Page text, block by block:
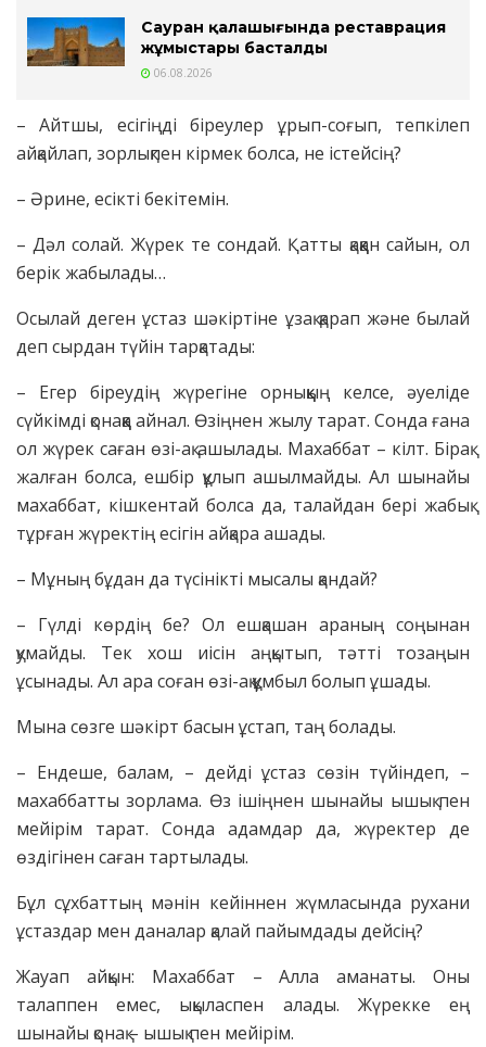
Сауран қалашығында реставрация
жұмыстары басталды
06.08.2026
– Айтшы, есігіңді біреулер ұрып-соғып, тепкілеп
айқайлап, зорлықпен кірмек болса, не істейсің?
– Әрине, есікті бекітемін.
– Дәл солай. Жүрек те сондай. Қатты қаққан сайын, ол
берік жабылады…
Осылай деген ұстаз шәкіртіне ұзақ қарап және былай
деп сырдан түйін тарқатады:
– Егер біреудің жүрегіне орныққың келсе, әуеліде
сүйкімді қонаққа айнал. Өзіңнен жылу тарат. Сонда ғана
ол жүрек саған өзі-ақ ашылады. Махаббат – кілт. Бірақ
жалған болса, ешбір құлып ашылмайды. Ал шынайы
махаббат, кішкентай болса да, талайдан бері жабық
тұрған жүректің есігін айқара ашады.
– Мұның бұдан да түсінікті мысалы қандай?
– Гүлді көрдің бе? Ол ешқашан араның соңынан
қумайды. Тек хош иісін аңқытып, тәтті тозаңын
ұсынады. Ал ара соған өзі-ақ құмбыл болып ұшады.
Мына сөзге шәкірт басын ұстап, таң болады.
– Ендеше, балам, – дейді ұстаз сөзін түйіндеп, –
махаббатты зорлама. Өз ішіңнен шынайы ышық пен
мейірім тарат. Сонда адамдар да, жүректер де
өздігінен саған тартылады.
Бұл сұхбаттың мәнін кейіннен жүмласында рухани
ұстаздар мен даналар қалай пайымдады дейсің?
Жауап айқын: Махаббат – Алла аманаты. Оны
талаппен емес, ықыласпен алады. Жүрекке ең
шынайы қонақ – ышық пен мейірім.